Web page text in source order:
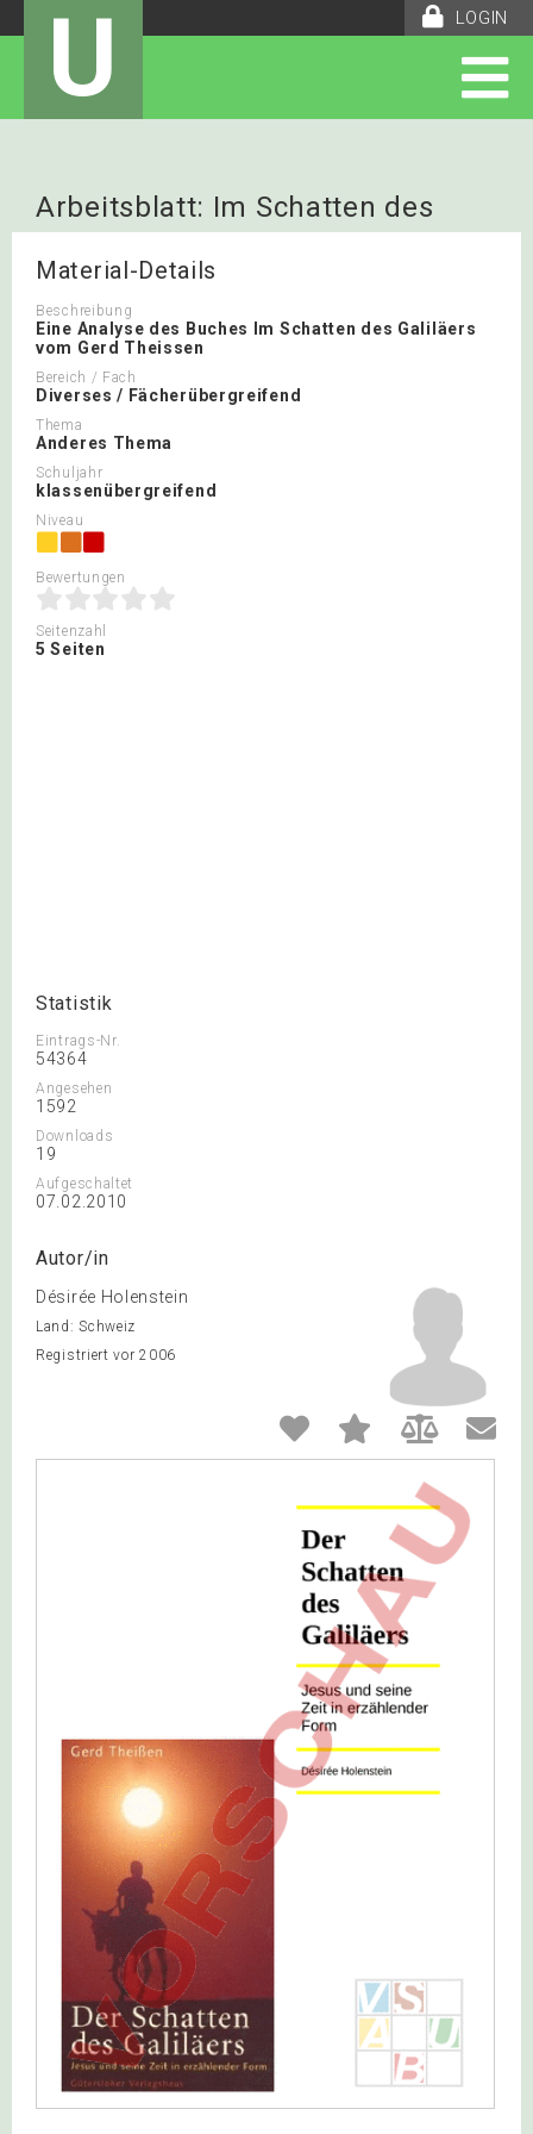
LOGIN
U
Arbeitsblatt: Im Schatten des
Galiäers
Material-Details
Beschreibung
Eine Analyse des Buches Im Schatten des Galiläers
vom Gerd Theissen
Bereich / Fach
Diverses / Fächerübergreifend
Thema
Anderes Thema
Schuljahr
klassenübergreifend
Niveau
Bewertungen
Seitenzahl
5 Seiten
Statistik
Eintrags-Nr.
54364
Angesehen
1592
Downloads
19
Aufgeschaltet
07.02.2010
Autor/in
Désirée Holenstein
Land: Schweiz
Registriert vor 2006